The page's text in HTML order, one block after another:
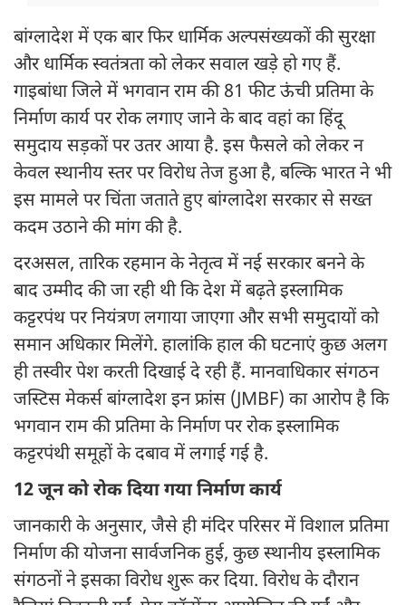
बांग्लादेश में एक बार फिर धार्मिक अल्पसंख्यकों की सुरक्षा
और धार्मिक स्वतंत्रता को लेकर सवाल खड़े हो गए हैं.
गाइबांधा जिले में भगवान राम की 81 फीट ऊंची प्रतिमा के
निर्माण कार्य पर रोक लगाए जाने के बाद वहां का हिंदू
समुदाय सड़कों पर उतर आया है. इस फैसले को लेकर न
केवल स्थानीय स्तर पर विरोध तेज हुआ है, बल्कि भारत ने भी
इस मामले पर चिंता जताते हुए बांग्लादेश सरकार से सख्त
कदम उठाने की मांग की है.
दरअसल, तारिक रहमान के नेतृत्व में नई सरकार बनने के
बाद उम्मीद की जा रही थी कि देश में बढ़ते इस्लामिक
कट्टरपंथ पर नियंत्रण लगाया जाएगा और सभी समुदायों को
समान अधिकार मिलेंगे. हालांकि हाल की घटनाएं कुछ अलग
ही तस्वीर पेश करती दिखाई दे रही हैं. मानवाधिकार संगठन
जस्टिस मेकर्स बांग्लादेश इन फ्रांस (JMBF) का आरोप है कि
भगवान राम की प्रतिमा के निर्माण पर रोक इस्लामिक
कट्टरपंथी समूहों के दबाव में लगाई गई है.
12 जून को रोक दिया गया निर्माण कार्य
जानकारी के अनुसार, जैसे ही मंदिर परिसर में विशाल प्रतिमा
निर्माण की योजना सार्वजनिक हुई, कुछ स्थानीय इस्लामिक
संगठनों ने इसका विरोध शुरू कर दिया. विरोध के दौरान